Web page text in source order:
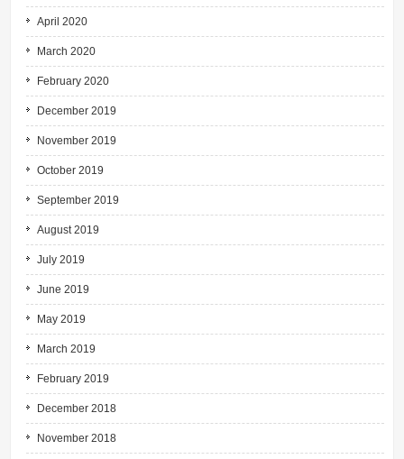
April 2020
March 2020
February 2020
December 2019
November 2019
October 2019
September 2019
August 2019
July 2019
June 2019
May 2019
March 2019
February 2019
December 2018
November 2018